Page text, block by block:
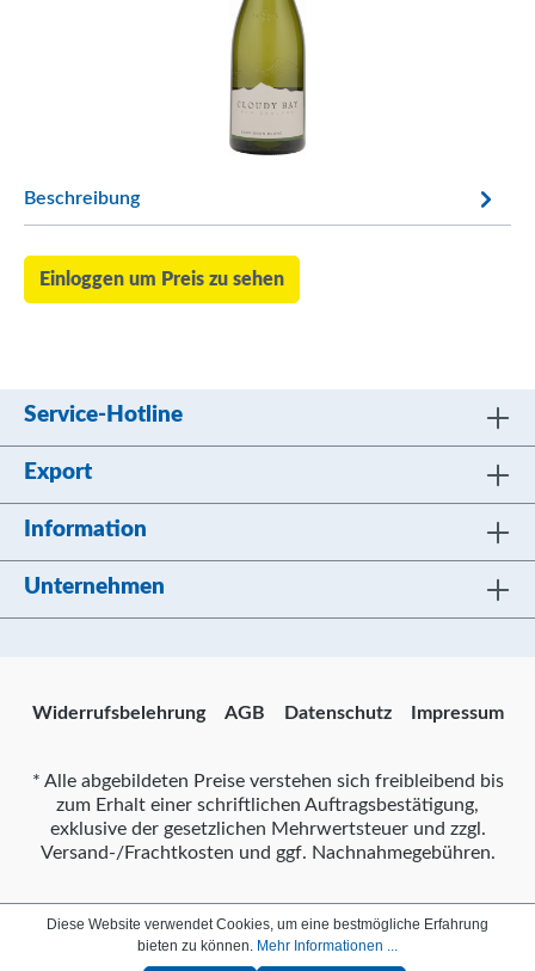
Beschreibung
Einloggen um Preis zu sehen
Service-Hotline
Export
Information
Unternehmen
Widerrufsbelehrung AGB Datenschutz Impressum
* Alle abgebildeten Preise verstehen sich freibleibend bis
zum Erhalt einer schriftlichen Auftragsbestätigung,
exklusive der gesetzlichen Mehrwertsteuer und zzgl.
Versand-/Frachtkosten und ggf. Nachnahmegebühren.
Diese Website verwendet Cookies, um eine bestmögliche Erfahrung
bieten zu können. Mehr Informationen ...